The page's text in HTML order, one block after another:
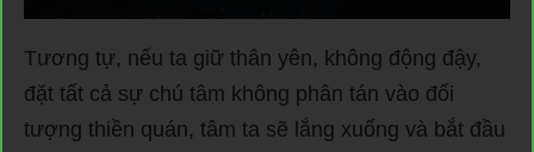
Tương tự, nếu ta giữ thân yên, không động đậy,
đặt tất cả sự chú tâm không phân tán vào đối
tượng thiền quán, tâm ta sẽ lắng xuống và bắt đầu